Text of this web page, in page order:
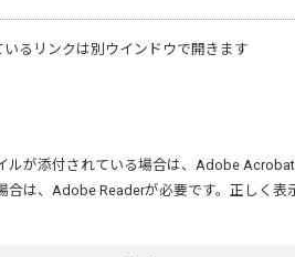
いるリンクは別ウインドウで開きます
が添付されている場合は、 Adobe
合は、 Adobe Readerが必要です。正しく表